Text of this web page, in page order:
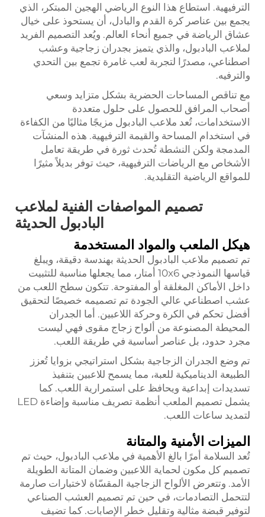
الترفيهية. استطاع هذا النوع الرياضي الهجين المبتكر، الذي
يجمع بين عناصر كرة القدم والبادل، أن يستحوذ على خيال
عشاق الرياضة في جميع أنحاء العالم. ويُعد التصميم الفريد
لملاعب البادبول، والذي يتميز بجدران زجاجية وعشب
اصطناعي، مصدرًا لتجربة لعب غامرة تجمع بين التحدي
والترفيه.
مع تناقص المساحات الحضرية بشكل متزايد وسعي
أصحاب المرافق للحصول على حلول متعددة
الاستخدامات، تُعد ملاعب البادبول مزيجًا مثاليًا من الكفاءة
في استخدام المساحة والقيمة الترفيهية. هذه المنشآت
المدمجة ولكن النشطة تُحدث ثورة في طريقة تعامل
الأشخاص مع الرياضات الترفيهية، حيث توفر بديلاً مثيرًا
للمواقع الرياضية التقليدية.
تصميم المواصفات الفنية لملاعب
البادبول الحديثة
هيكل الملعب والمواد المستخدمة
تم تصميم ملاعب البادبول الحديثة بهندسة دقيقة، ويبلغ
قياسها النموذجي 10x6 أمتار، مما يجعلها مناسبة للتثبيت
داخل الأماكن المغلقة أو المفتوحة. تتكون سطح اللعب من
عشب اصطناعي عالي الجودة تم تصميمه خصيصًا لتحقيق
أفضل تحكم في الكرة وحركة اللاعبين. أما الجدران
المحيطة المصنوعة من ألواح زجاج مقوى فهي ليست
مجرد حدود، بل عناصر أساسية في طريقة اللعب.
تم وضع الجدران الزجاجية بشكل استراتيجي بزوايا تُعزز
الطبيعة الديناميكية للعبة، مما يسمح للاعبين بتنفيذ
تسديدات إبداعية ويحافظ على استمرارية اللعب. كما
يشمل تصميم الملعب أنظمة تصريف مناسبة وإضاءة LED
لتمديد ساعات اللعب.
الميزات الأمنية والمتانة
تُعد السلامة أمرًا بالغ الأهمية في ملاعب البادبول، حيث تم
تصميم كل مكون لحماية اللاعبين وضمان المتانة الطويلة
الأمد. وتتعرض الألواح الزجاجية المقسّاة لاختبارات صارمة
لتتحمل التصادمات، في حين تم تصميم العشب الصناعي
لتوفير قبضة مثالية وتقليل خطر الإصابات. كما تضيف